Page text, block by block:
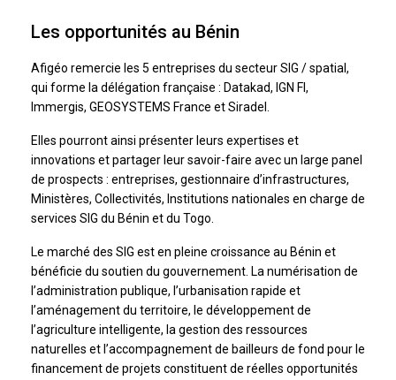
Les opportunités au Bénin
Afigéo remercie les 5 entreprises du secteur SIG / spatial,
qui forme la délégation française : Datakad, IGN FI,
Immergis, GEOSYSTEMS France et Siradel.
Elles pourront ainsi présenter leurs expertises et
innovations et partager leur savoir-faire avec un large panel
de prospects : entreprises, gestionnaire d’infrastructures,
Ministères, Collectivités, Institutions nationales en charge de
services SIG du Bénin et du Togo.
Le marché des SIG est en pleine croissance au Bénin et
bénéficie du soutien du gouvernement. La numérisation de
l’administration publique, l’urbanisation rapide et
l’aménagement du territoire, le développement de
l’agriculture intelligente, la gestion des ressources
naturelles et l’accompagnement de bailleurs de fond pour le
financement de projets constituent de réelles opportunités